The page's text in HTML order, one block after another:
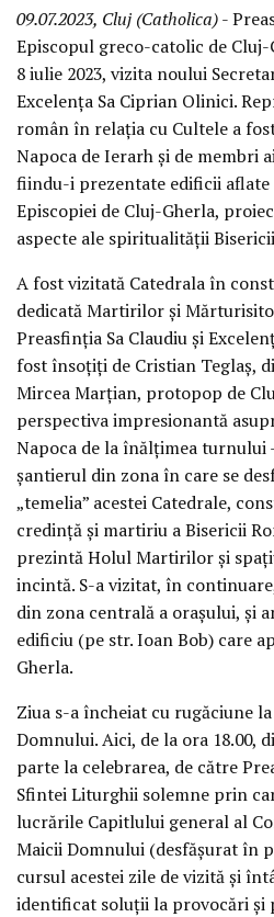
09.07.2023, Cluj (Catholica)-
Episcopul greco-catolic de
8 iulie 2023, vizita noului
Excelența Sa Ciprian Olinici.
român în relația cu Cultele a
Napoca de Ierarh și de membri
fiindu-i prezentate edificii
Episcopiei de Cluj-Gherla,
aspecte ale spiritualității
A fost vizitată Catedrala în
dedicată Martirilor și
Preasfinția Sa Claudiu și
fost însoțiți de Cristian Teglaș,
Mircea Marțian, protopop de
perspectiva impresionantă
Napoca de la înălțimea turnului
șantierul din zona în care se
„temelia” acestei Catedrale,
credință și martiriu a Bisericii
prezintă Holul Martirilor și
incintă. S-a vizitat, în
din zona centrală a orașului, și
edificiu (pe str. Ioan Bob) care
Gherla.
Ziua s-a încheiat cu rugăciune
Domnului. Aici, de la ora 18.00,
parte la celebrarea, de către
Sfintei Liturghii solemne prin
lucrările Capitlului general al
Maicii Domnului (desfășurat în
cursul acestei zile de vizită și
identificat soluții la provocări și